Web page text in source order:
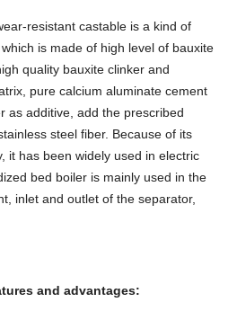
resistant castable is a kind of
is made of high level of bauxite
quality bauxite clinker and
pure calcium aluminate cement
as additive, add the prescribed
steel fiber. Because of its
it has been widely used in electric
bed boiler is mainly used in the
inlet and outlet of the separator,
and advantages: